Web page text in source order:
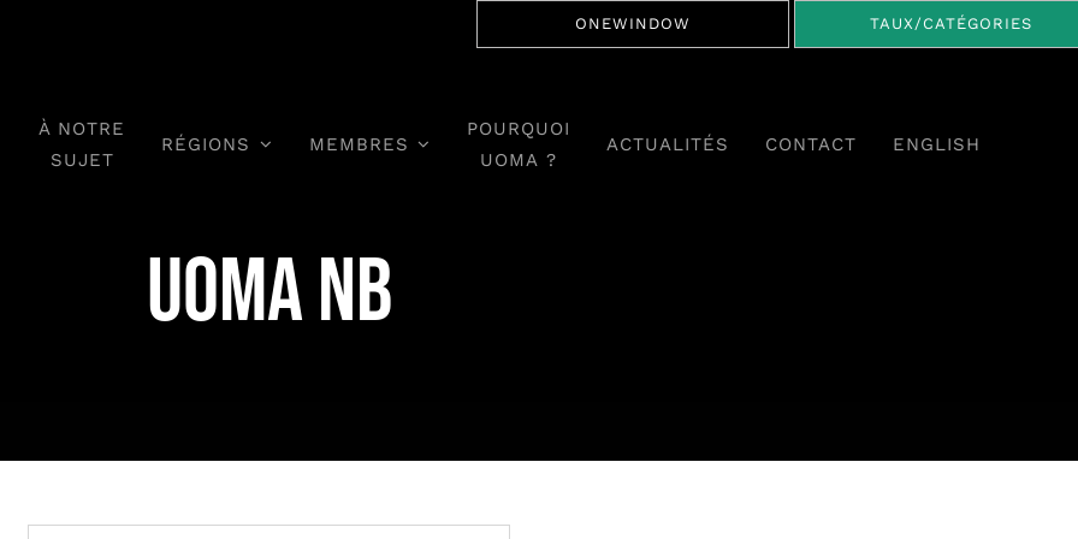
ONEWINDOW TAUX/CATÉGORIES
À NOTRE
SUJET
RÉGIONS MEMBRES
POURQUOI
UOMA ?
ACTUALITÉS CONTACT ENGLISH
UOMA NB